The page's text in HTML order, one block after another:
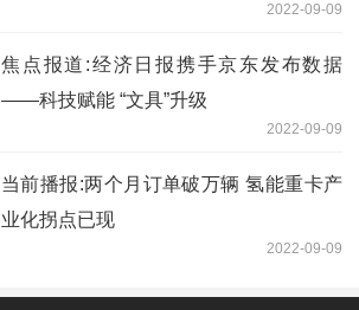
2022-09-09
焦点报道:经济日报携手京东发布数据
——科技赋能 “文具”升级
2022-09-09
当前播报:两个月订单破万辆 氢能重卡产
业化拐点已现
2022-09-09